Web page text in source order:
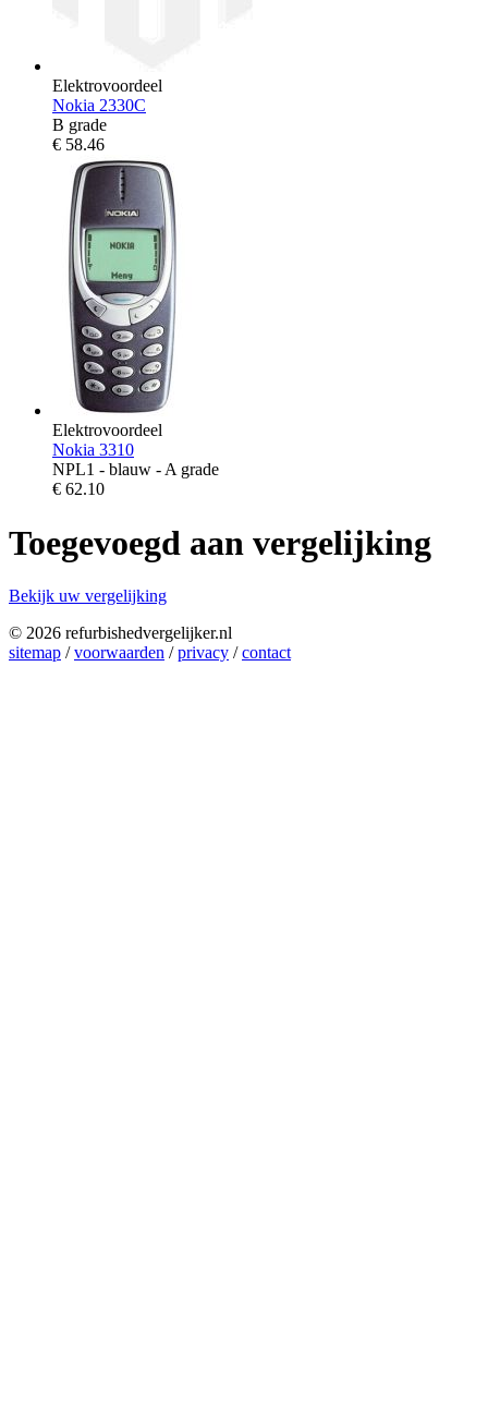
Elektrovoordeel
Nokia 2330C
B grade
€ 58.46
Elektrovoordeel
Nokia 3310
NPL1 - blauw - A grade
€ 62.10
Toegevoegd aan vergelijking
Bekijk uw vergelijking
© 2026 refurbishedvergelijker.nl
sitemap /voorwaarden /privacy /contact